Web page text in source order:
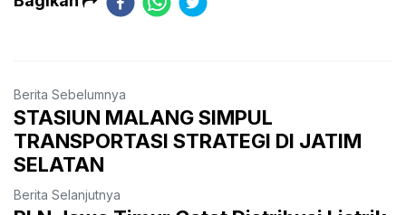
Berita Sebelumnya
STASIUN MALANG SIMPUL
TRANSPORTASI STRATEGI DI JATIM
SELATAN
Berita Selanjutnya